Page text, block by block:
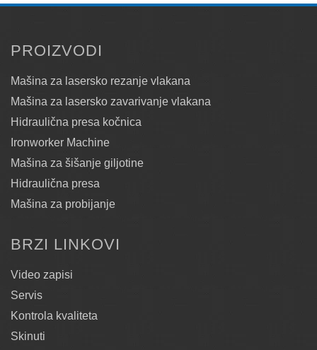
PROIZVODI
Mašina za lasersko rezanje vlakana
Mašina za lasersko zavarivanje vlakana
Hidraulična presa kočnica
Ironworker Machine
Mašina za šišanje giljotine
Hidraulična presa
Mašina za probijanje
BRZI LINKOVI
Video zapisi
Servis
Kontrola kvaliteta
Skinuti